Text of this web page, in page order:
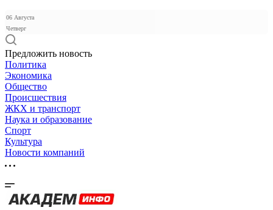
06 Августа
Четверг
Предложить новость
Политика
Экономика
Общество
Происшествия
ЖКХ и транспорт
Наука и образование
Спорт
Культура
Новости компаний